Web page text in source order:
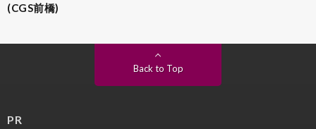
(CGS前橋)
Back to Top
PR